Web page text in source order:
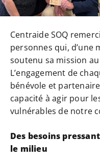
Centraide SOQ
personnes qui, d’une
soutenu sa mission
L’engagement de
bénévole et
capacité à agir pour
vulnérables de notre
Des besoins
le milieu